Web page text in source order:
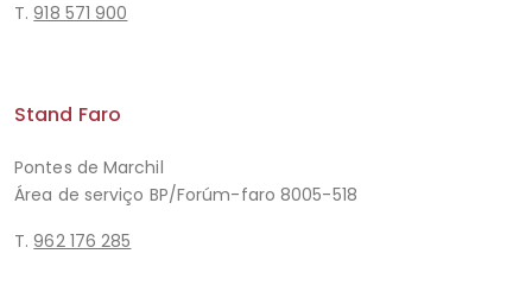
T.918 571 900
Stand Faro
Pontes de Marchil
Área de serviço BP/Forúm-faro 8005-518
T.962 176 285